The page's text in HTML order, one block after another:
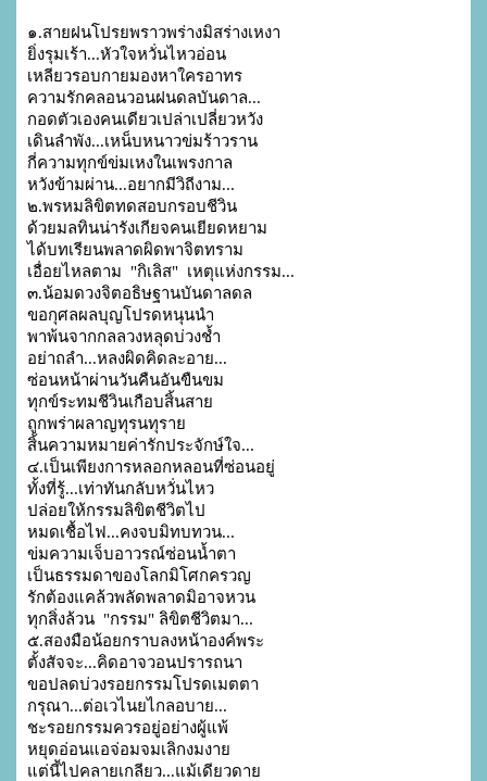
๑.สายฝนโปรยพราวพร่างมิสร่างเหงา
ยิ่งรุมเร้า...หัวใจหวั่นไหวอ่อน
เหลียวรอบกายมองหาใครอาทร
ความรักคลอนวอนฝนดลบันดาล...
กอดตัวเองคนเดียวเปล่าเปลี่ยวหวัง
เดินลำพัง...เหน็บหนาวข่มร้าวราน
กี่ความทุกข์ข่มเหงในเพรงกาล
หวังข้ามผ่าน...อยากมีวิถีงาม...
๒.พรหมลิขิตทดสอบกรอบชีวิน
ด้วยมลทินน่ารังเกียจคนเยียดหยาม
ได้บทเรียนพลาดผิดพาจิตทราม
เอื่อยไหลตาม  "กิเลิส"  เหตุแห่งกรรม...
๓.น้อมดวงจิตอธิษฐานบันดาลดล
ขอกุศลผลบุญโปรดหนุนนำ
พาพ้นจากกลลวงหลุดบ่วงช้ำ
อย่าถลำ...หลงผิดคิดละอาย...
ซ่อนหน้าผ่านวันคืนอันขืนขม
ทุกข์ระทมชีวินเกือบสิ้นสาย
ถูกพร่าผลาญทุรนทุราย
สิ้นความหมายค่ารักประจักษ์ใจ...
๔.เป็นเพียงการหลอกหลอนที่ซ่อนอยู่
ทั้งที่รู้...เท่าทันกลับหวั่นไหว
ปล่อยให้กรรมลิขิตชีวิตไป
หมดเชื้อไฟ...คงจบมิทบทวน...
ข่มความเจ็บอาวรณ์ซ่อนน้ำตา
เป็นธรรมดาของโลกมิโศกครวญ
รักต้องแคล้วพลัดพลาดมิอาจหวน
ทุกสิ่งล้วน  "กรรม" ลิขิตชีวิตมา...
๕.สองมือน้อยกราบลงหน้าองค์พระ
ตั้งสัจจะ...คิดอาจวอนปรารถนา
ขอปลดบ่วงรอยกรรมโปรดเมตตา
กรุณา...ต่อเวไนยไกลอบาย...
ชะรอยกรรมควรอยู่อย่างผู้แพ้
หยุดอ่อนแอจ่อมจมเลิกงมงาย
แต่นี้ไปคลายเกลียว...แม้เดียวดาย